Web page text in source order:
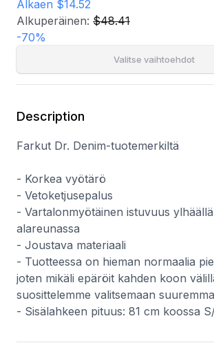
Alkaen $14.52
Alkuperäinen: $48.41
-70%
Valitse vaihtoehdot
Description
Farkut Dr. Denim-tuotemerkiltä
- Korkea vyötärö
- Vetoketjusepalus
- Vartalonmyötäinen istuvuus
alareunassa
- Joustava materiaali
- Tuotteessa on hieman normaalia
joten mikäli epäröit kahden koon
suosittelemme valitsemaan
- Sisälahkeen pituus: 81 cm koossa